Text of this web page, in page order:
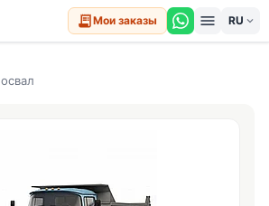
receipt_longМои заказы menu expand_more